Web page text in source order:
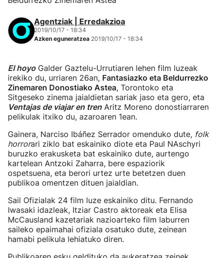
Agentziak | Erredakzioa
2019/10/17 - 18:34
Azken eguneratzea 2019/10/17 - 18:34
El hoyoGalder Gaztelu-Urrutiaren lehen film luzeak
irekiko du, urriaren 26an, Fantasiazko eta Beldurrezko
Zinemaren Donostiako Astea, Torontoko eta
Sitgeseko zinema jaialdietan sariak jaso eta gero, eta
Ventajas de viajar en trenAritz Moreno donostiarraren
pelikulak itxiko du, azaroaren 1ean.
Gainera, Narciso Ibáñez Serrador omenduko dute, folk
horrorari ziklo bat eskainiko diote eta Paul NAschyri
buruzko erakusketa bat eskainiko dute, aurtengo
kartelean Antzoki Zaharra, bere espaziorik
ospetsuena, eta berori urtez urte betetzen duen
publikoa omentzen dituen jaialdian.
Sail Ofizialak 24 film luze eskainiko ditu. Fernando
Iwasaki idazleak, Itziar Castro aktoreak eta Elisa
McCausland kazetariak nazioarteko film laburren
saileko epaimahai ofiziala osatuko dute, zeinean
hamabi pelikula lehiatuko diren.